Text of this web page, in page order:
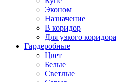
Эконом
Назначение
В коридор
Для узкого коридора
Гардеробные
Цвет
Белые
Светлые